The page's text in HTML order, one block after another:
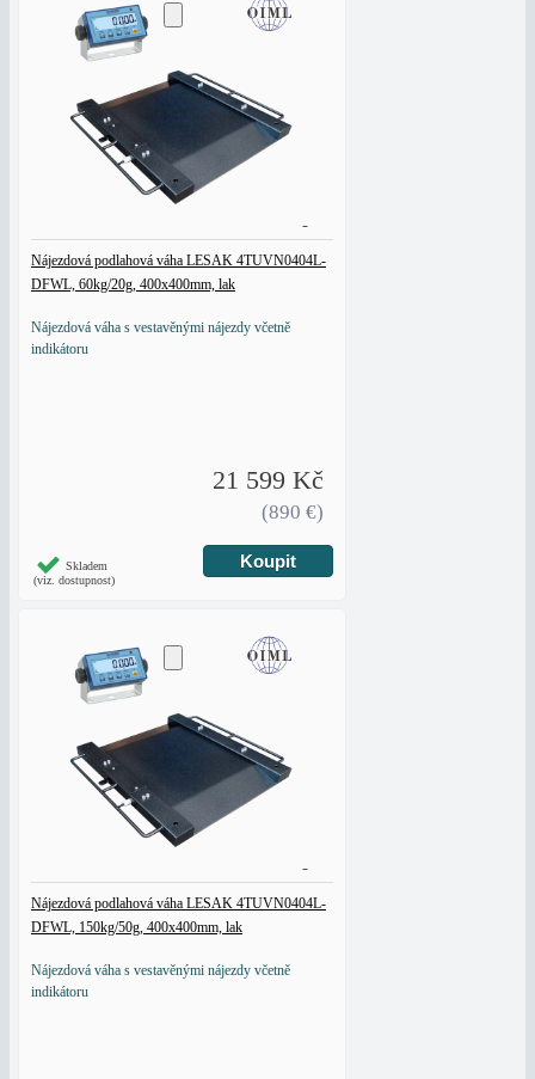
Nájezdová podlahová váha LESAK 4TUVN0404L-
DFWL, 60kg/20g, 400x400mm, lak
Nájezdová váha s vestavěnými nájezdy včetně
indikátoru
21 599 Kč
(890 €)
Skladem
(viz. dostupnost)
Nájezdová podlahová váha LESAK 4TUVN0404L-
DFWL, 150kg/50g, 400x400mm, lak
Nájezdová váha s vestavěnými nájezdy včetně
indikátoru